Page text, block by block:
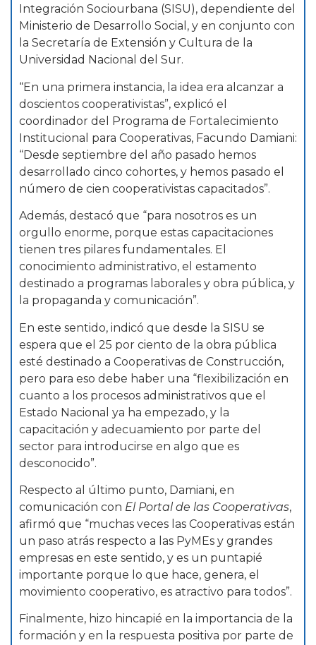
Integración Sociourbana (SISU), dependiente del
Ministerio de Desarrollo Social, y en conjunto con
la Secretaría de Extensión y Cultura de la
Universidad Nacional del Sur.
“En una primera instancia, la idea era alcanzar a
doscientos cooperativistas”, explicó el
coordinador del Programa de Fortalecimiento
Institucional para Cooperativas, Facundo Damiani:
“Desde septiembre del año pasado hemos
desarrollado cinco cohortes, y hemos pasado el
número de cien cooperativistas capacitados”.
Además, destacó que “para nosotros es un
orgullo enorme, porque estas capacitaciones
tienen tres pilares fundamentales. El
conocimiento administrativo, el estamento
destinado a programas laborales y obra pública, y
la propaganda y comunicación”.
En este sentido, indicó que desde la SISU se
espera que el 25 por ciento de la obra pública
esté destinado a Cooperativas de Construcción,
pero para eso debe haber una “flexibilización en
cuanto a los procesos administrativos que el
Estado Nacional ya ha empezado, y la
capacitación y adecuamiento por parte del
sector para introducirse en algo que es
desconocido”.
Respecto al último punto, Damiani, en
comunicación con El Portal de las Cooperativas,
afirmó que “muchas veces las Cooperativas están
un paso atrás respecto a las PyMEs y grandes
empresas en este sentido, y es un puntapié
importante porque lo que hace, genera, el
movimiento cooperativo, es atractivo para todos”.
Finalmente, hizo hincapié en la importancia de la
formación y en la respuesta positiva por parte de